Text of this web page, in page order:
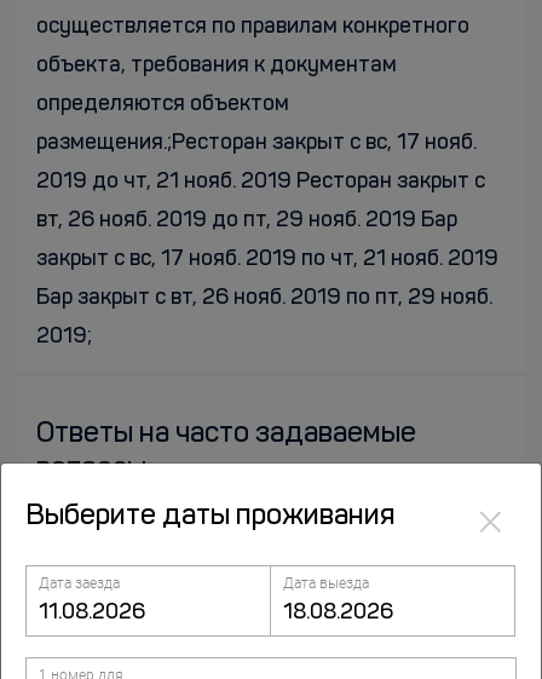
осуществляется по правилам конкретного
объекта, требования к документам
определяются объектом
размещения.;Ресторан закрыт с вс, 17 нояб.
2019 до чт, 21 нояб. 2019 Ресторан закрыт с
вт, 26 нояб. 2019 до пт, 29 нояб. 2019 Бар
закрыт с вс, 17 нояб. 2019 по чт, 21 нояб. 2019
Бар закрыт с вт, 26 нояб. 2019 по пт, 29 нояб.
2019;
Ответы на часто задаваемые
вопросы
Какие категории номеров в Пансионат
Соколова Пустынь и что в них есть?
Категории номеров: Студия, Полулюкс,
Двухместный номер Economy двуспальная
кровать, Двухместный номер Economy
Выберите даты проживания ×
Дата заезда Дата выезда
1 номер для